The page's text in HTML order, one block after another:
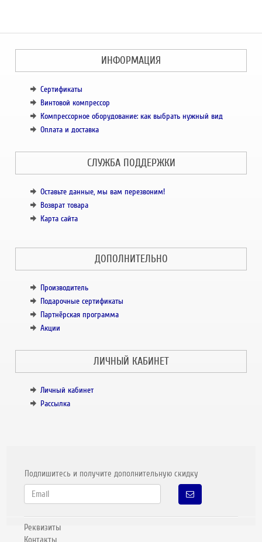
ИНФОРМАЦИЯ
Сертификаты
Винтовой компрессор
Компрессорное оборудование: как выбрать нужный вид
Оплата и доставка
СЛУЖБА ПОДДЕРЖКИ
Оставьте данные, мы вам перезвоним!
Возврат товара
Карта сайта
ДОПОЛНИТЕЛЬНО
Производитель
Подарочные сертификаты
Партнёрская программа
Акции
ЛИЧНЫЙ КАБИНЕТ
Личный кабинет
Рассылка
Подпишитесь и получите дополнительную скидку
Реквизиты
Контакты